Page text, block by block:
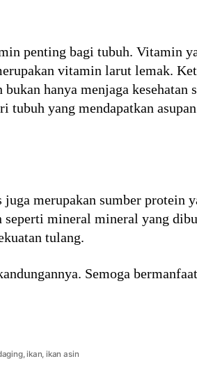
penting bagi tubuh. Vitamin
vitamin larut lemak.
hanya menjaga
tubuh yang mendapatkan
merupakan sumber protein
mineral mineral yang
tulang.
Semoga bermanfaat
, ikan, ikan asin